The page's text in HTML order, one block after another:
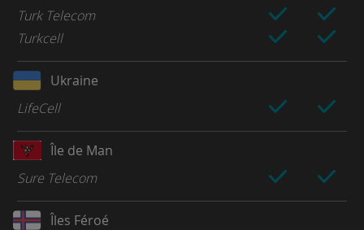
Turk Telecom
Turkcell
Ukraine
LifeCell
Île de Man
Sure Telecom
Îles Féroé